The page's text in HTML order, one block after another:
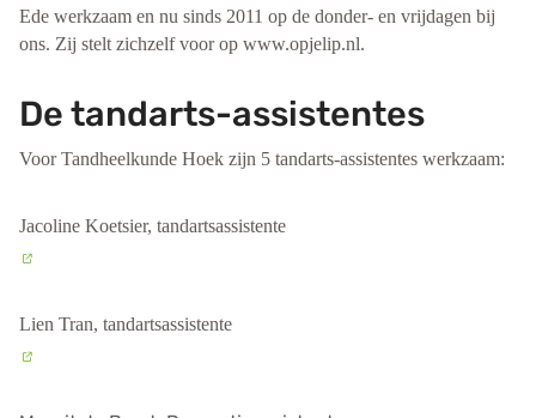
Ede werkzaam en nu sinds 2011 op de donder- en vrijdagen bij
ons. Zij stelt zichzelf voor op www.opjelip.nl.
De tandarts-assistentes
Voor Tandheelkunde Hoek zijn 5 tandarts-assistentes werkzaam:
Jacoline Koetsier, tandartsassistente
Lien Tran, tandartsassistente